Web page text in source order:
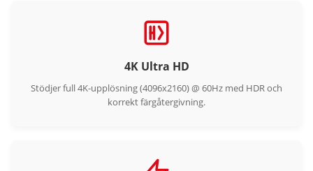
4K Ultra HD
Stödjer full 4K-upplösning (4096x2160) @ 60Hz med HDR och
korrekt färgåtergivning.